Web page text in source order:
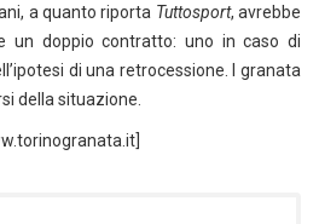
a quanto riporta Tuttosport, avrebbe
un doppio contratto: uno in caso di
di una retrocessione. I granata
della situazione.